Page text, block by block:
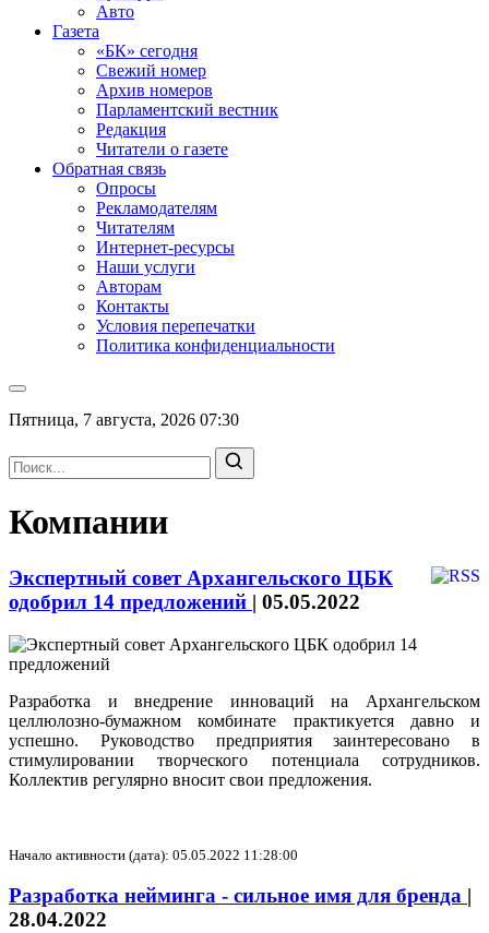
Авто
Газета
«БК» сегодня
Свежий номер
Архив номеров
Парламентский вестник
Редакция
Читатели о газете
Обратная связь
Опросы
Рекламодателям
Читателям
Интернет-ресурсы
Наши услуги
Авторам
Контакты
Условия перепечатки
Политика конфиденциальности
Пятница, 7 августа, 2026 07:30
Компании
Экспертный совет Архангельского ЦБК
одобрил 14 предложений | 05.05.2022
Разработка и внедрение инноваций на Архангельском
целлюлозно-бумажном комбинате практикуется давно и
успешно. Руководство предприятия заинтересовано в
стимулировании творческого потенциала сотрудников.
Коллектив регулярно вносит свои предложения.
Начало активности (дата): 05.05.2022 11:28:00
Разработка нейминга - сильное имя для бренда |
28.04.2022